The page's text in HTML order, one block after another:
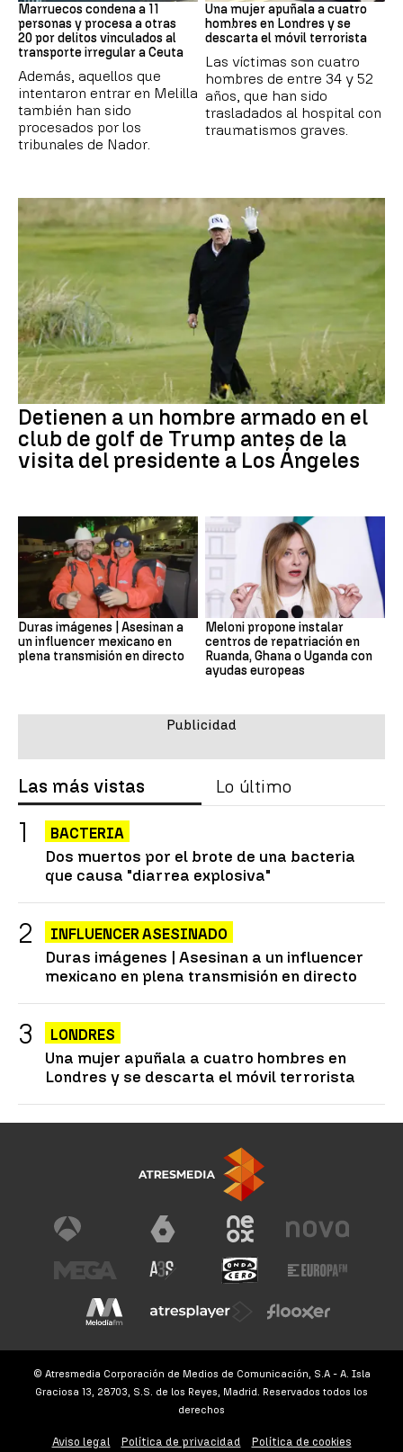
Marruecos condena a 11
personas y procesa a otras
20 por delitos vinculados al
transporte irregular a Ceuta
Además, aquellos que
intentaron entrar en Melilla
también han sido
procesados por los
tribunales de Nador.
Una mujer apuñala a cuatro
hombres en Londres y se
descarta el móvil terrorista
Las víctimas son cuatro
hombres de entre 34 y 52
años, que han sido
trasladados al hospital con
traumatismos graves.
Detienen a un hombre armado en el
club de golf de Trump antes de la
visita del presidente a Los Ángeles
Duras imágenes | Asesinan a
un influencer mexicano en
plena transmisión en directo
Meloni propone instalar
centros de repatriación en
Ruanda, Ghana o Uganda con
ayudas europeas
Las más vistas Lo último
BACTERIA
Dos muertos por el brote de una bacteria
que causa "diarrea explosiva"
INFLUENCER ASESINADO
Duras imágenes | Asesinan a un influencer
mexicano en plena transmisión en directo
LONDRES
Una mujer apuñala a cuatro hombres en
Londres y se descarta el móvil terrorista
© Atresmedia Corporación de Medios de Comunicación, S.A - A. Isla
Graciosa 13, 28703, S.S. de los Reyes, Madrid. Reservados todos los
derechos
Aviso legal Política de privacidad Política de cookies